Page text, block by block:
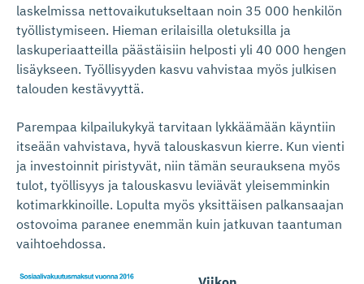
laskelmissa nettovaikutukseltaan noin 35 000 henkilön
työllistymiseen. Hieman erilaisilla oletuksilla ja
laskuperiaatteilla päästäisiin helposti yli 40 000 hengen
lisäykseen. Työllisyyden kasvu vahvistaa myös julkisen
talouden kestävyyttä.
Parempaa kilpailukykyä tarvitaan lykkäämään käyntiin
itseään vahvistava, hyvä talouskasvun kierre. Kun vienti
ja investoinnit piristyvät, niin tämän seurauksena myös
tulot, työllisyys ja talouskasvu leviävät yleisemminkin
kotimarkkinoille. Lopulta myös yksittäisen palkansaajan
ostovoima paranee enemmän kuin jatkuvan taantuman
vaihtoehdossa.